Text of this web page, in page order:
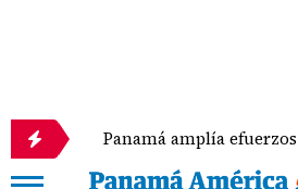
Panamá amplía efuerzos en